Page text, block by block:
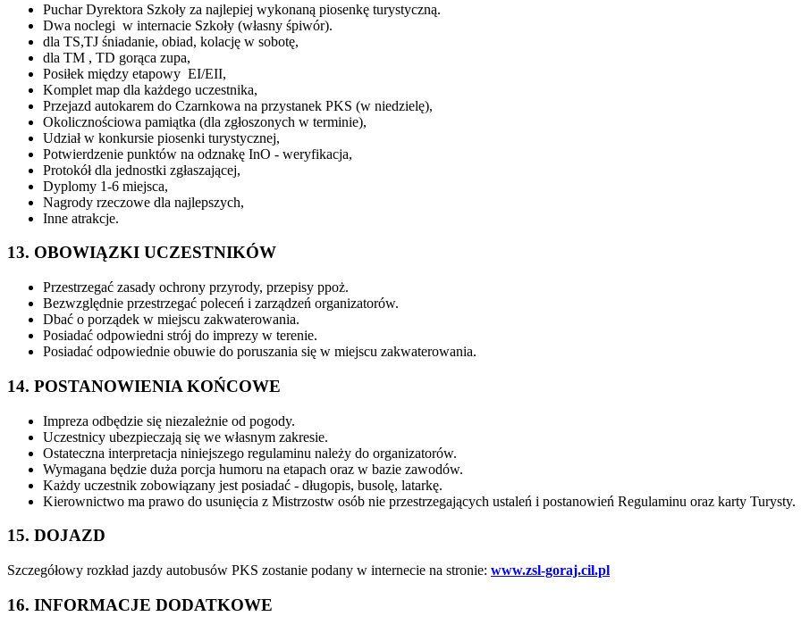
Puchar Dyrektora Szkoły za najlepiej wykonaną piosenkę turystyczną.
Dwa noclegi w internacie Szkoły (własny śpiwór).
dla TS,TJ śniadanie, obiad, kolację w sobotę,
dla TM , TD gorąca zupa,
Posiłek między etapowy EI/EII,
Komplet map dla każdego uczestnika,
Przejazd autokarem do Czarnkowa na przystanek PKS (w niedzielę),
Okolicznościowa pamiątka (dla zgłoszonych w terminie),
Udział w konkursie piosenki turystycznej,
Potwierdzenie punktów na odznakę InO - weryfikacja,
Protokół dla jednostki zgłaszającej,
Dyplomy 1-6 miejsca,
Nagrody rzeczowe dla najlepszych,
Inne atrakcje.
13. OBOWIĄZKI UCZESTNIKÓW
Przestrzegać zasady ochrony przyrody, przepisy ppoż.
Bezwzględnie przestrzegać poleceń i zarządzeń organizatorów.
Dbać o porządek w miejscu zakwaterowania.
Posiadać odpowiedni strój do imprezy w terenie.
Posiadać odpowiednie obuwie do poruszania się w miejscu zakwaterowania.
14. POSTANOWIENIA KOŃCOWE
Impreza odbędzie się niezależnie od pogody.
Uczestnicy ubezpieczają się we własnym zakresie.
Ostateczna interpretacja niniejszego regulaminu należy do organizatorów.
Wymagana będzie duża porcja humoru na etapach oraz w bazie zawodów.
Każdy uczestnik zobowiązany jest posiadać - długopis, busolę, latarkę.
Kierownictwo ma prawo do usunięcia z Mistrzostw osób nie przestrzegających ustaleń i postanowień Regulaminu oraz karty Turysty.
15. DOJAZD
Szczegółowy rozkład jazdy autobusów PKS zostanie podany w internecie na stronie: www.zsl-goraj.cil.pl
16. INFORMACJE DODATKOWE